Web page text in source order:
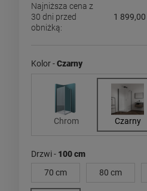
Najniższa cena z
30 dni przed
obniżką:
1 899,00
Kolor -Czarny
Chrom Czarny
Drzwi - 100 cm
70 cm
80 cm